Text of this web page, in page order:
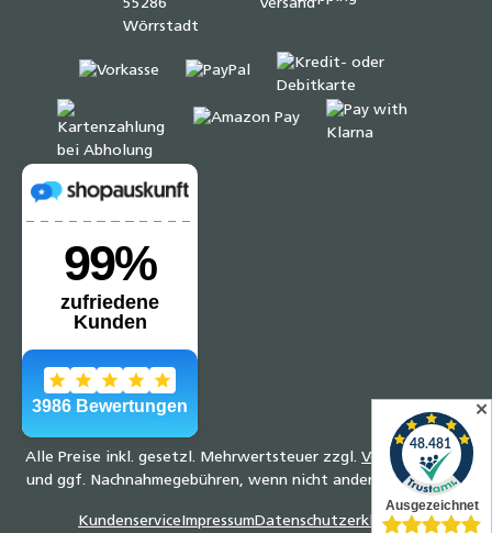
Alle Preise inkl. gesetzl. Mehrwertsteuer zzgl. Versandkosten
und ggf. Nachnahmegebühren, wenn nicht anders angegeben.
KundenserviceImpressumDatenschutzerklärung
✕